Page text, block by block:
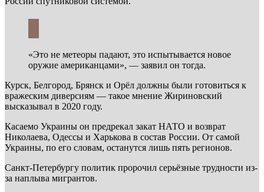
«Это не метеоры падают, это испытывается новое
оружие американцами», — заявил он тогда.
Курск, Белгород, Брянск и Орёл должны были готовиться к
вражеским диверсиям — такое мнение Жириновский
высказывал в 2020 году.
Касаемо Украины он предрекал закат НАТО и возврат
Николаева, Одессы и Харькова в состав России. От самой
Украины, по его словам, останутся лишь пять регионов.
Санкт-Петербургу политик пророчил серьёзные трудности из-
за наплыва мигрантов.